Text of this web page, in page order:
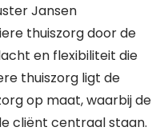
Jansen
thuiszorg door de
en flexibiliteit die
thuiszorg ligt de
op maat, waarbij de
cliënt centraal staan.